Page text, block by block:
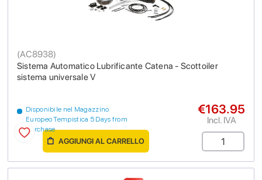
Sistema Automatico Lubrificante Catena - Scottoiler
sistema universale V
(AC8938)
Disponibile nel Magazzino
Europeo Tempistica 5 Days from
purchase
€163.95
Incl. IVA
AGGIUNGI AL CARRELLO